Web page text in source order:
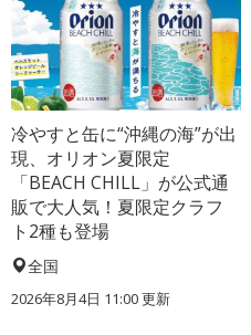
冷やすと缶に“沖縄の海”が出
現、オリオン夏限定
「BEACH CHILL」が公式通
販で大人気！夏限定クラフ
ト2種も登場
全国
2026年8月4日 11:00更新